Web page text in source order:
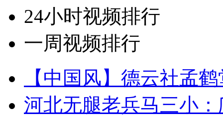
24小时视频排行
一周视频排行
【中国风】德云社孟
河北无腿老兵马三小